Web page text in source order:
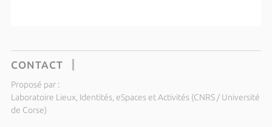
CONTACT
Proposé par :
Laboratoire Lieux, Identités, eSpaces et Activités (CNRS / Université
de Corse)